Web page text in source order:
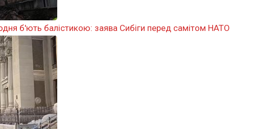
б'ють балістикою: заява Сибіги перед самітом НАТО